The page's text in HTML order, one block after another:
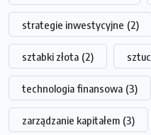
strategie inwestycyjne (2)
sztabki złota (2)
technologia finansowa (3)
zarządzanie kapitałem (3)